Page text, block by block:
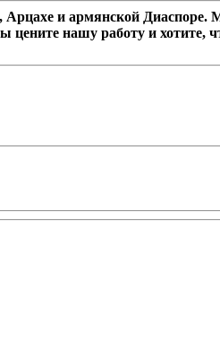
и армянской Диаспоре.
цените нашу работу и хотите,